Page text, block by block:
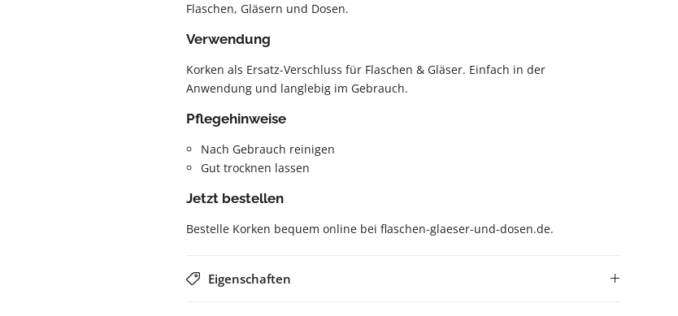
Flaschen, Gläsern und Dosen.
Verwendung
Korken als Ersatz-Verschluss für Flaschen & Gläser. Einfach in der
Anwendung und langlebig im Gebrauch.
Pflegehinweise
Nach Gebrauch reinigen
Gut trocknen lassen
Jetzt bestellen
Bestelle Korken bequem online bei flaschen-glaeser-und-dosen.de.
Eigenschaften